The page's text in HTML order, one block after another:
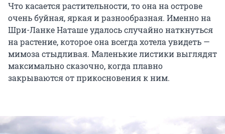
Что касается растительности, то она на острове
очень буйная, яркая и разнообразная. Именно на
Шри-Ланке Наташе удалось случайно наткнуться
на растение, которое она всегда хотела увидеть —
мимоза стыдливая. Маленькие листики выглядят
максимально сказочно, когда плавно
закрываются от прикосновения к ним.